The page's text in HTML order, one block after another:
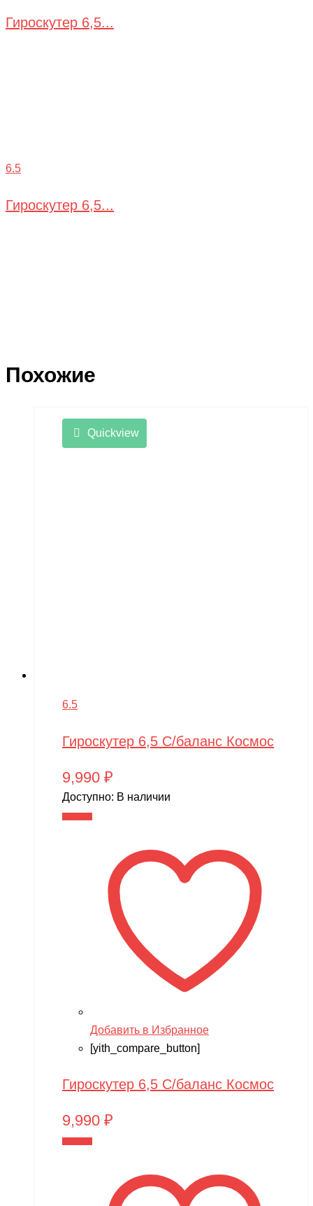
Гироскутер 6,5...
6.5
Гироскутер 6,5...
Похожие
Quickview
6.5
Гироскутер 6,5 С/баланс Космос
9,990 ₽
Доступно: В наличии
Добавить в Избранное
[yith_compare_button]
Гироскутер 6,5 С/баланс Космос
9,990 ₽